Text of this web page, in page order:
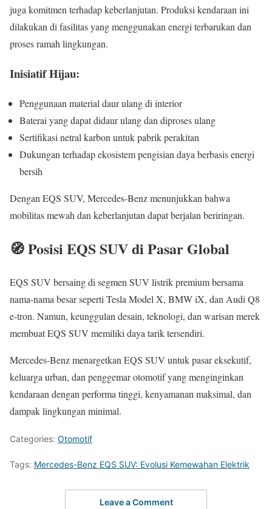
juga komitmen terhadap keberlanjutan. Produksi kendaraan ini
dilakukan di fasilitas yang menggunakan energi terbarukan dan
proses ramah lingkungan.
Inisiatif Hijau:
Penggunaan material daur ulang di interior
Baterai yang dapat didaur ulang dan diproses ulang
Sertifikasi netral karbon untuk pabrik perakitan
Dukungan terhadap ekosistem pengisian daya berbasis energi
bersih
Dengan EQS SUV, Mercedes-Benz menunjukkan bahwa
mobilitas mewah dan keberlanjutan dapat berjalan beriringan.
🧭 Posisi EQS SUV di Pasar Global
EQS SUV bersaing di segmen SUV listrik premium bersama
nama-nama besar seperti Tesla Model X, BMW iX, dan Audi Q8
e-tron. Namun, keunggulan desain, teknologi, dan warisan merek
membuat EQS SUV memiliki daya tarik tersendiri.
Mercedes-Benz menargetkan EQS SUV untuk pasar eksekutif,
keluarga urban, dan penggemar otomotif yang menginginkan
kendaraan dengan performa tinggi, kenyamanan maksimal, dan
dampak lingkungan minimal.
Categories: Otomotif
Tags: Mercedes-Benz EQS SUV: Evolusi Kemewahan Elektrik
Leave a Comment